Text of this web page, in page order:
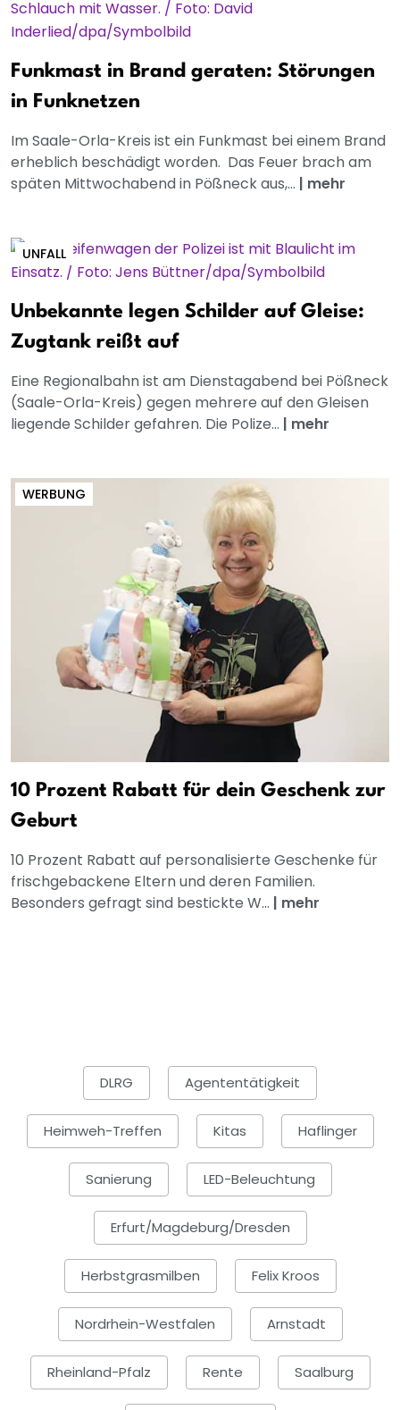
Funkmast in Brand geraten: Störungen
in Funknetzen
Im Saale-Orla-Kreis ist ein Funkmast bei einem Brand
erheblich beschädigt worden. Das Feuer brach am
späten Mittwochabend in Pößneck aus,... | mehr
UNFALL
Unbekannte legen Schilder auf Gleise:
Zugtank reißt auf
Eine Regionalbahn ist am Dienstagabend bei Pößneck
(Saale-Orla-Kreis) gegen mehrere auf den Gleisen
liegende Schilder gefahren. Die Polize... | mehr
WERBUNG
10 Prozent Rabatt für dein Geschenk zur
Geburt
10 Prozent Rabatt auf personalisierte Geschenke für
frischgebackene Eltern und deren Familien.
Besonders gefragt sind bestickte W... | mehr
DLRG Agententätigkeit
Heimweh-Treffen Kitas Haflinger
Sanierung LED-Beleuchtung
Erfurt/Magdeburg/Dresden
Herbstgrasmilben Felix Kroos
Nordrhein-Westfalen Arnstadt
Rheinland-Pfalz Rente Saalburg